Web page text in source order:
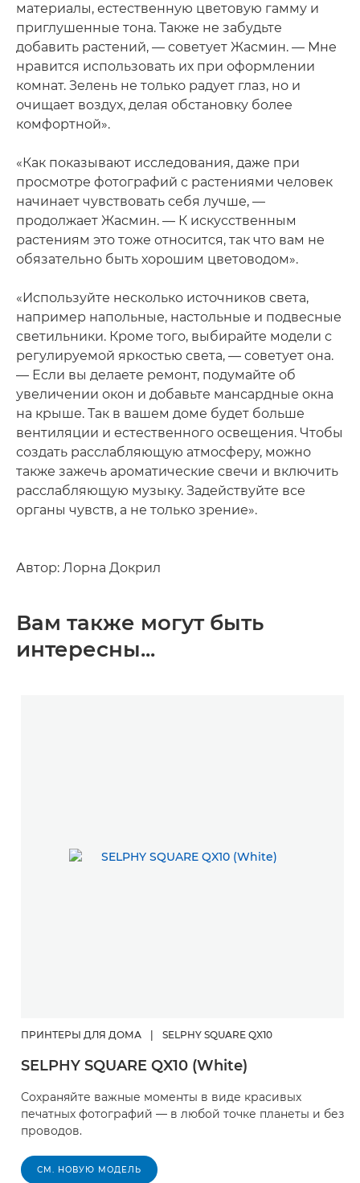
материалы, естественную цветовую гамму и
приглушенные тона. Также не забудьте
добавить растений, — советует Жасмин. — Мне
нравится использовать их при оформлении
комнат. Зелень не только радует глаз, но и
очищает воздух, делая обстановку более
комфортной».
«Как показывают исследования, даже при
просмотре фотографий с растениями человек
начинает чувствовать себя лучше, —
продолжает Жасмин. — К искусственным
растениям это тоже относится, так что вам не
обязательно быть хорошим цветоводом».
«Используйте несколько источников света,
например напольные, настольные и подвесные
светильники. Кроме того, выбирайте модели с
регулируемой яркостью света, — советует она.
— Если вы делаете ремонт, подумайте об
увеличении окон и добавьте мансардные окна
на крыше. Так в вашем доме будет больше
вентиляции и естественного освещения. Чтобы
создать расслабляющую атмосферу, можно
также зажечь ароматические свечи и включить
расслабляющую музыку. Задействуйте все
органы чувств, а не только зрение».
Автор: Лорна Докрил
Вам также могут быть
интересны...
ПРИНТЕРЫ ДЛЯ ДОМА SELPHY SQUARE QX10
SELPHY SQUARE QX10 (White)
Сохраняйте важные моменты в виде красивых
печатных фотографий — в любой точке планеты и без
проводов.
СМ. НОВУЮ МОДЕЛЬ